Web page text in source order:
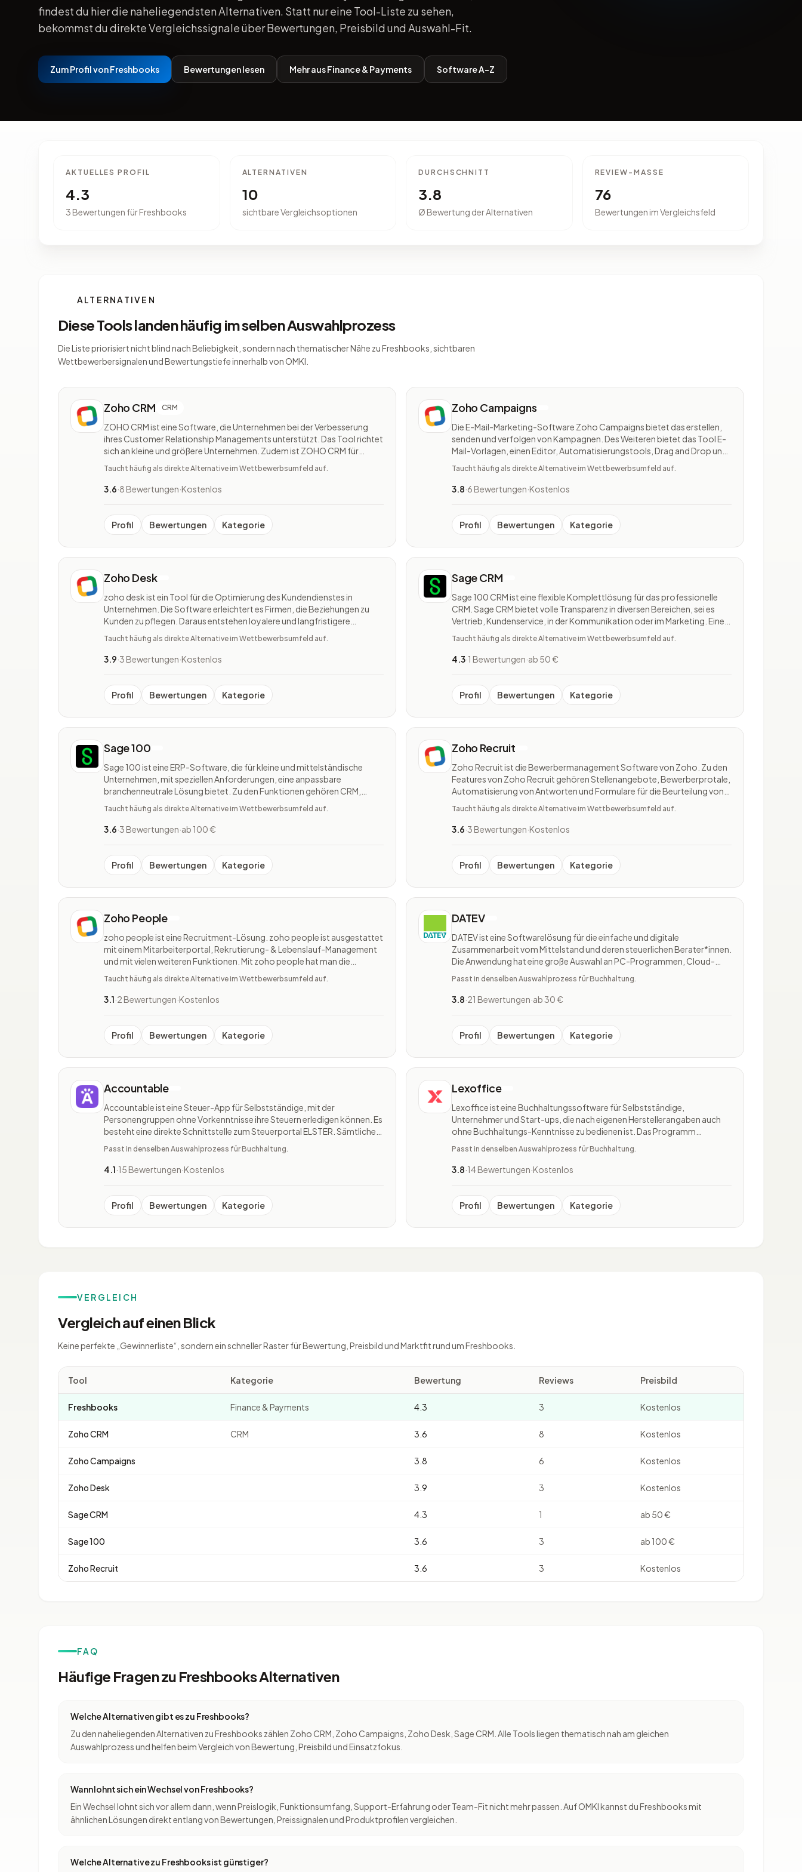
findest du hier die naheliegendsten Alternativen. Statt nur eine Tool-Liste zu sehen,
bekommst du direkte Vergleichssignale über Bewertungen, Preisbild und Auswahl-Fit.
Zum Profil von Freshbooks Bewertungen lesen Mehr aus Finance & Payments Software A-Z
AKTUELLES PROFIL
4.3
3 Bewertungen für Freshbooks
ALTERNATIVEN
10
sichtbare Vergleichsoptionen
DURCHSCHNITT
3.8
Ø Bewertung der Alternativen
REVIEW-MASSE
76
Bewertungen im Vergleichsfeld
ALTERNATIVEN
Diese Tools landen häufig im selben Auswahlprozess
Die Liste priorisiert nicht blind nach Beliebigkeit, sondern nach thematischer Nähe zu Freshbooks, sichtbaren
Wettbewerbersignalen und Bewertungstiefe innerhalb von OMKI.
Zoho CRM CRM
ZOHO CRM ist eine Software, die Unternehmen bei der Verbesserung
ihres Customer Relationship Managements unterstützt. Das Tool richtet
sich an kleine und größere Unternehmen. Zudem ist ZOHO CRM für
Selbstständige und Agenturen geeignet. Die Software bietet Hilfe bei
der effizienten Verwaltung des Ve
Taucht häufig als direkte Alternative im Wettbewerbsumfeld auf.
3.6·8 Bewertungen·Kostenlos
Profil Bewertungen Kategorie
Zoho Campaigns
Die E-Mail-Marketing-Software Zoho Campaigns bietet das erstellen,
senden und verfolgen von Kampagnen. Des Weiteren bietet das Tool E-
Mail-Vorlagen, einen Editor, Automatisierungstools, Drag and Drop und
Echtzeitanalysen. Zudem bietet Zoho Campaigns eine App, von der sich
Kampagnen von überall steue
Taucht häufig als direkte Alternative im Wettbewerbsumfeld auf.
3.8·6 Bewertungen·Kostenlos
Profil Bewertungen Kategorie
Zoho Desk
zoho desk ist ein Tool für die Optimierung des Kundendienstes in
Unternehmen. Die Software erleichtert es Firmen, die Beziehungen zu
Kunden zu pflegen. Daraus entstehen loyalere und langfristigere
Customer Relations. zoho desk ist ein Helpdesk-Tool, das den
Kundenservice auf ein neues Level hebt. Di
Taucht häufig als direkte Alternative im Wettbewerbsumfeld auf.
3.9·3 Bewertungen·Kostenlos
Profil Bewertungen Kategorie
Sage CRM
Sage 100 CRM ist eine flexible Komplettlösung für das professionelle
CRM. Sage CRM bietet volle Transparenz in diversen Bereichen, sei es
Vertrieb, Kundenservice, in der Kommunikation oder im Marketing. Eine
ortsunabhängige Nutzung spricht auch für das CRM.
Taucht häufig als direkte Alternative im Wettbewerbsumfeld auf.
4.3·1 Bewertungen·ab 50 €
Profil Bewertungen Kategorie
Sage 100
Sage 100 ist eine ERP-Software, die für kleine und mittelständische
Unternehmen, mit speziellen Anforderungen, eine anpassbare
branchenneutrale Lösung bietet. Zu den Funktionen gehören CRM,
Projektmanagement, E-Commerce, Controlling, Buchhaltung,
Personalverwaltung, Dokumentenmanagement, Einkauf & L
Taucht häufig als direkte Alternative im Wettbewerbsumfeld auf.
3.6·3 Bewertungen·ab 100 €
Profil Bewertungen Kategorie
Zoho Recruit
Zoho Recruit ist die Bewerbermanagement Software von Zoho. Zu den
Features von Zoho Recruit gehören Stellenangebote, Bewerberprotale,
Automatisierung von Antworten und Formulare für die Beurteilung von
Bewerber:innen, sowie Integrationsmöglichkeiten für die digitale
Gewinnung von Mitarbeiter:innen.
Taucht häufig als direkte Alternative im Wettbewerbsumfeld auf.
3.6·3 Bewertungen·Kostenlos
Profil Bewertungen Kategorie
Zoho People
zoho people ist eine Recruitment-Lösung. zoho people ist ausgestattet
mit einem Mitarbeiterportal, Rekrutierung- & Lebenslauf-Management
und mit vielen weiteren Funktionen. Mit zoho people hat man die
Möglichkeit, alle Personalwesen- und Bonus-Programme zentral zu
verwalten.
Taucht häufig als direkte Alternative im Wettbewerbsumfeld auf.
3.1·2 Bewertungen·Kostenlos
Profil Bewertungen Kategorie
DATEV
DATEV ist eine Softwarelösung für die einfache und digitale
Zusammenarbeit vom Mittelstand und deren steuerlichen Berater*innen.
Die Anwendung hat eine große Auswahl an PC-Programmen, Cloud-
Lösungen wie die Datenverarbeitung und dessen Archivierung im
Rechenzentrum sowie die Sicherheitsdienstleistun
Passt in denselben Auswahlprozess für Buchhaltung.
3.8·21 Bewertungen·ab 30 €
Profil Bewertungen Kategorie
Accountable
Accountable ist eine Steuer-App für Selbstständige, mit der
Personengruppen ohne Vorkenntnisse ihre Steuern erledigen können. Es
besteht eine direkte Schnittstelle zum Steuerportal ELSTER. Sämtliche
Belege können per Scan erfasst und verarbeitet werden. Vorhanden sind
auch Rechnungsvorlagen in indiv
Passt in denselben Auswahlprozess für Buchhaltung.
4.1·15 Bewertungen·Kostenlos
Profil Bewertungen Kategorie
Lexoffice
Lexoffice ist eine Buchhaltungssoftware für Selbstständige,
Unternehmer und Start-ups, die nach eigenen Herstellerangaben auch
ohne Buchhaltungs-Kenntnisse zu bedienen ist. Das Programm
automatisiert die Buchhaltung auf einfache Weise und übernimmt
selbstständig verschiedene Buchhaltungsaufgaben. So
Passt in denselben Auswahlprozess für Buchhaltung.
3.8·14 Bewertungen·Kostenlos
Profil Bewertungen Kategorie
VERGLEICH
Vergleich auf einen Blick
Keine perfekte „Gewinnerliste“, sondern ein schneller Raster für Bewertung, Preisbild und Marktfit rund um Freshbooks.
Tool Kategorie Bewertung Reviews Preisbild
Freshbooks Finance & Payments 4.3 3 Kostenlos
Zoho CRM CRM 3.6 8 Kostenlos
Zoho Campaigns 3.8 6 Kostenlos
Zoho Desk 3.9 3 Kostenlos
Sage CRM 4.3 1 ab 50 €
Sage 100 3.6 3 ab 100 €
Zoho Recruit 3.6 3 Kostenlos
FAQ
Häufige Fragen zu Freshbooks Alternativen
Welche Alternativen gibt es zu Freshbooks?
Zu den naheliegenden Alternativen zu Freshbooks zählen Zoho CRM, Zoho Campaigns, Zoho Desk, Sage CRM. Alle Tools liegen thematisch nah am gleichen
Auswahlprozess und helfen beim Vergleich von Bewertung, Preisbild und Einsatzfokus.
Wann lohnt sich ein Wechsel von Freshbooks?
Ein Wechsel lohnt sich vor allem dann, wenn Preislogik, Funktionsumfang, Support-Erfahrung oder Team-Fit nicht mehr passen. Auf OMKI kannst du Freshbooks mit
ähnlichen Lösungen direkt entlang von Bewertungen, Preissignalen und Produktprofilen vergleichen.
Welche Alternative zu Freshbooks ist günstiger?